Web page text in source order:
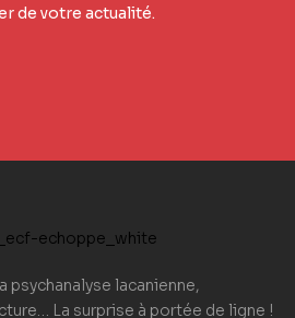
de votre actualité.
lacanienne,
La surprise à portée de ligne !